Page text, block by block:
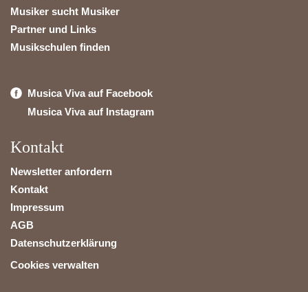
Musiker sucht Musiker
Partner und Links
Musikschulen finden
Musica Viva auf Facebook
Musica Viva auf Instagram
Kontakt
Newsletter anfordern
Kontakt
Impressum
AGB
Datenschutzerklärung
Cookies verwalten